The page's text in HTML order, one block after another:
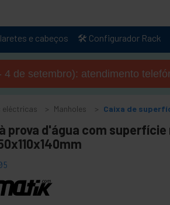
e cabeços 🛠️ Configurador Rack
de setembro): atendimento
eléctricas Manholes Caixa de
prova d'água com